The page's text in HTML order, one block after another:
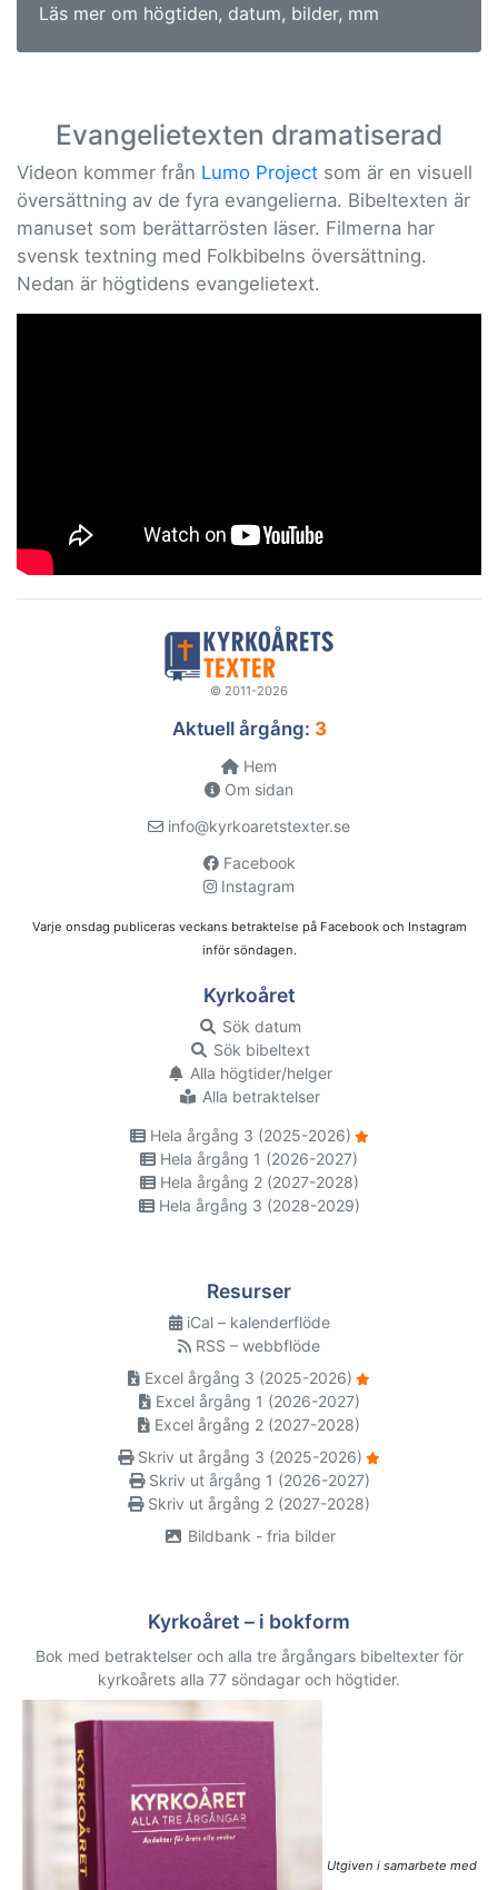
Läs mer om högtiden, datum, bilder, mm
Evangelietexten dramatiserad
Videon kommer från Lumo Project som är en visuell
översättning av de fyra evangelierna. Bibeltexten är
manuset som berättarrösten läser. Filmerna har
svensk textning med Folkbibelns översättning.
Nedan är högtidens evangelietext.
© 2011-2026
Aktuell årgång: 3
Hem
Om sidan
info@kyrkoaretstexter.se
Facebook
Instagram
Varje onsdag publiceras veckans betraktelse på Facebook och Instagram
inför söndagen.
Kyrkoåret
Sök datum
Sök bibeltext
Alla högtider/helger
Alla betraktelser
Hela årgång 3 (2025-2026)
Hela årgång 1 (2026-2027)
Hela årgång 2 (2027-2028)
Hela årgång 3 (2028-2029)
Resurser
iCal – kalenderflöde
RSS – webbflöde
Excel årgång 3 (2025-2026)
Excel årgång 1 (2026-2027)
Excel årgång 2 (2027-2028)
Skriv ut årgång 3 (2025-2026)
Skriv ut årgång 1 (2026-2027)
Skriv ut årgång 2 (2027-2028)
Bildbank - fria bilder
Kyrkoåret – i bokform
Bok med betraktelser och alla tre årgångars bibeltexter för
kyrkoårets alla 77 söndagar och högtider.
Utgiven i samarbete med